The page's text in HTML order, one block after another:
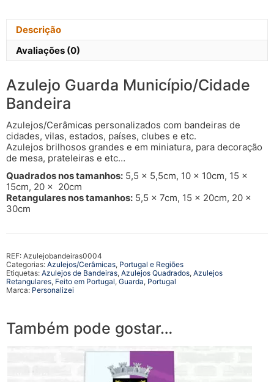
Descrição
Avaliações (0)
Azulejo Guarda Município/Cidade
Bandeira
Azulejos/Cerâmicas personalizados com bandeiras de
cidades, vilas, estados, países, clubes e etc.
Azulejos brilhosos grandes e em miniatura, para decoração
de mesa, prateleiras e etc…
Quadrados nos tamanhos: 5,5 x 5,5cm, 10 x 10cm, 15 x
15cm, 20 x 20cm
Retangulares nos tamanhos: 5,5 x 7cm, 15 x 20cm, 20 x
30cm
REF: Azulejobandeiras0004
Categorias: Azulejos/Cerâmicas, Portugal e Regiões
Etiquetas: Azulejos de Bandeiras, Azulejos Quadrados, Azulejos
Retangulares, Feito em Portugal, Guarda, Portugal
Marca: Personalizei
Também pode gostar…